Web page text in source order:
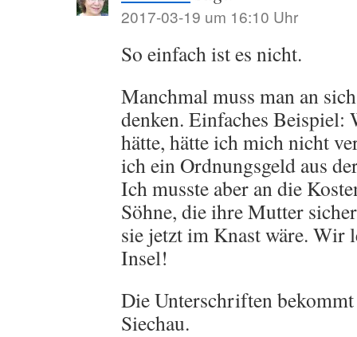
2017-03-19 um 16:10 Uhr
So einfach ist es nicht.
Manchmal muss man an
denken. Einfaches Beispiel:
hätte, hätte ich mich nicht
ich ein Ordnungsgeld aus
Ich musste aber an die
Söhne, die ihre Mutter
sie jetzt im Knast wäre. Wir
Insel!
Die Unterschriften
Siechau.